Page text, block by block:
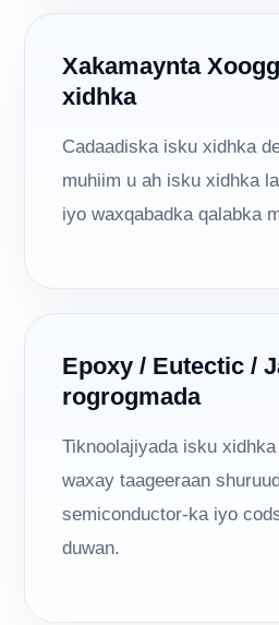
Xakamaynta
xidhka
Cadaadiska isku xidhka
muhiim u ah isku xidhka
iyo waxqabadka qalabka
Epoxy / Eutectic /
rogrogmada
Tiknoolajiyada isku
waxay taageeraan
semiconductor-ka iyo
duwan.